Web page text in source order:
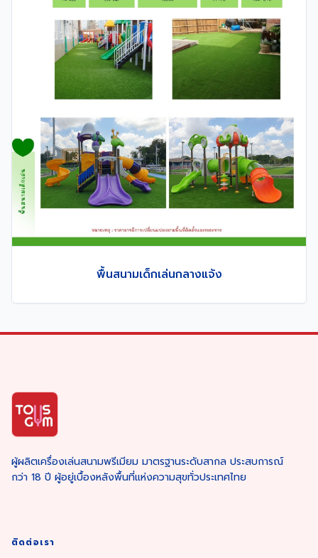
พื้นสนามเด็กเล่นกลางแจ้ง
ผู้ผลิตเครื่องเล่นสนามพรีเมียม มาตรฐานระดับสากล ประสบการณ์
กว่า 18 ปี ผู้อยู่เบื้องหลังพื้นที่แห่งความสุขทั่วประเทศไทย
ติดต่อเรา